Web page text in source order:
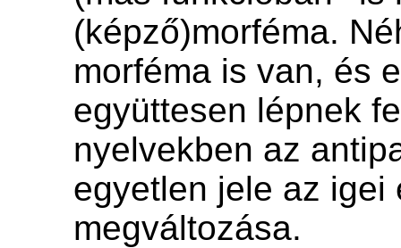
(képző)morféma.
morféma is van, és
együttesen lépnek
nyelvekben az
egyetlen jele az igei
megváltozása.